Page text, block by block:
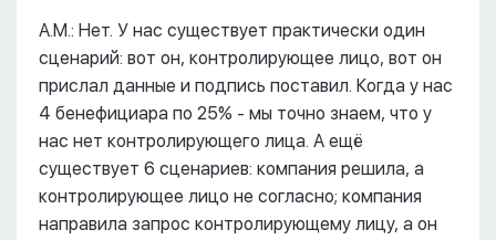
А.М.: Нет. У нас существует практически один
сценарий: вот он, контролирующее лицо, вот он
прислал данные и подпись поставил. Когда у нас
4 бенефициара по 25% - мы точно знаем, что у
нас нет контролирующего лица. А ещё
существует 6 сценариев: компания решила, а
контролирующее лицо не согласно; компания
направила запрос контролирующему лицу, а он